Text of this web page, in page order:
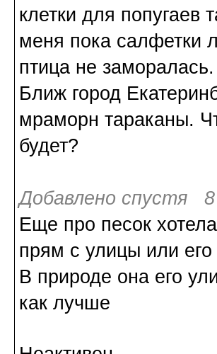
клетки для
меня пока салфетки
птица не заморалась.
Ближ город
мраморн тараканы.
будет?
Добавлено спустя
Еще про песок
прям с улицы или его
В природе она его
как лучше